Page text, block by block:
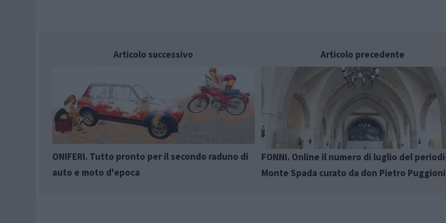
Articolo successivo
ONIFERI. Tutto pronto per il secondo raduno di
auto e moto d'epoca
Articolo precedente
FONNI. Online il numero di luglio del
Monte Spada curato da don Pietro Puggioni